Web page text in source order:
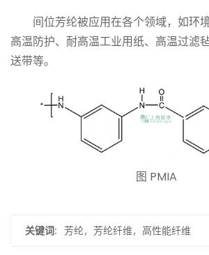
间位芳纶被应用在各个领域，如环
高温防护、耐高温工业用纸、高温过滤
送带等。
图 PMIA
关键词: 芳纶 芳纶纤维 高性能纤维